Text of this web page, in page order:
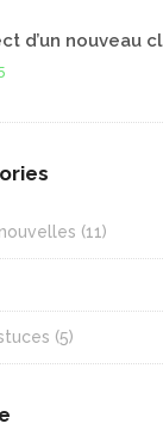
d’un nouveau
(11)
(5)